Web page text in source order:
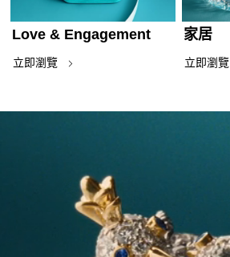
Love & Engagement
立即瀏覽
家居
立即瀏覽